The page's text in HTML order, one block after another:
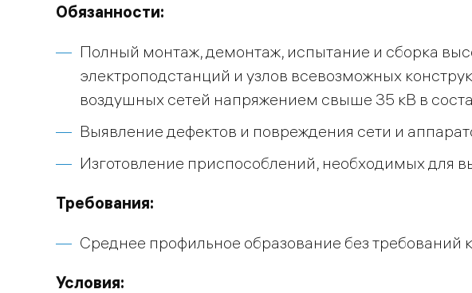
Обязанности:
Полный монтаж, демонтаж, испытание и сборка
электроподстанций и узлов всевозможных
воздушных сетей напряжением свыше 35 кВ в
Выявление дефектов и повреждения сети и
Изготовление приспособлений, необходимых для
Требования:
Среднее профильное образование без требований
Условия: